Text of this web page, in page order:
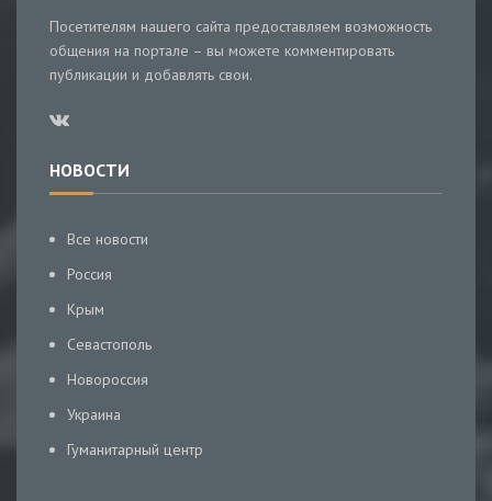
Посетителям нашего сайта предоставляем возможность
общения на портале – вы можете комментировать
публикации и добавлять свои.
НОВОСТИ
Все новости
Россия
Крым
Севастополь
Новороссия
Украина
Гуманитарный центр